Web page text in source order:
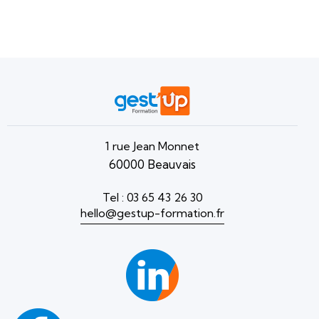
1 rue Jean Monnet
60000 Beauvais
Tel : 03 65 43 26 30
hello@gestup-formation.fr